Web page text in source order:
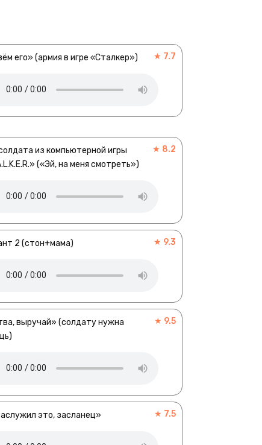
его» (армия в игре «Сталкер») ★ 7.7
из компьютерной игры
(«Эй, на меня смотреть»)
★ 8.2
2 (стон+мама) ★ 9.3
выручай» (солдату нужна
★ 9.5
это, засланец» ★ 7.5